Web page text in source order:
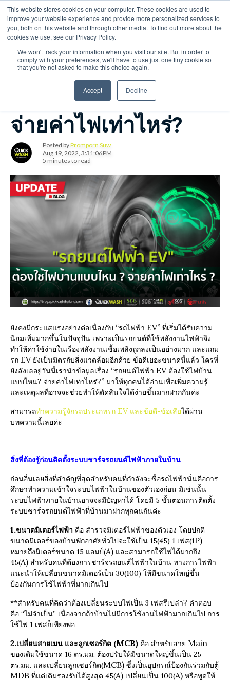
This website stores cookies on your computer. These cookies are used to
improve your website experience and provide more personalized services to
you, both on this website and through other media. To find out more about the
cookies we use, see our Privacy Policy.
We won't track your information when you visit our site. But in order to
comply with your preferences, we'll have to use just one tiny cookie so
that you're not asked to make this choice again.
Accept Decline
E-mail : Quickwashthailand@gmail.com Tel : 092-281-2771
รถยนต์ไฟฟ้า EV ต้อง
ใช้ไฟบ้านแบบไหน?
จ่ายค่าไฟเท่าไหร่?
Posted byPromporn Suw
Aug 19, 2022, 3:31:06 PM
5 minutes to read
ยังคงมีกระแสแรงอย่างต่อเนื่องกับ “รถไฟฟ้า EV” ที่เริ่มได้รับความ
นิยมเพิ่มมากขึ้นในปัจจุปัน เพราะเป็นรถยนต์ที่ใช้พลังงานไฟฟ้าจึง
ทำให้ค่าใช้ง่ายในเรื่องพลังงานเชื้อเพลิงถูกลงเป็นอย่างมาก และแถม
รถ EV ยังเป็นมิตรกับสิ่งแวดล้อมอีกด้วย ข้อดีเยอะขนาดนี้แล้ว ใครที่
ยังลังเลอยู่วันนี้เรานำข้อมูลเรื่อง “รถยนต์ไฟฟ้า EV ต้องใช้ไฟบ้าน
แบบไหน? จ่ายค่าไฟเท่าไหร่?” มาให้ทุกคนได้อ่านเพื่อเพิ่มความรู้
และเหตุผลที่อาจจะช่วยทำให้ตัดสินใจได้ง่ายขึ้นมากฝากกันค่ะ
สามารถทำความรู้จักรถประเภทรถ EV และข้อดี-ข้อเสียได้ผ่าน
บทความนี้เลยค่ะ
สิ่งที่ต้องรู้ก่อนติดตั้งระบบชาร์จรถยนต์ไฟฟ้าภายในบ้าน
ก่อนอื่นเลยสิ่งที่สำคัญที่สุดสำหรับคนที่กำลังจะซื้อรถไฟฟ้านั่นคือการ
ศึกษาทำความเข้าใจระบบไฟฟ้าในบ้านของตัวเองก่อน มิเช่นนั้น
ระบบไฟฟ้าภายในบ้านอาจจะมีปัญหาได้ โดยมี 5 ขั้นตอนการติดตั้ง
ระบบชาร์จรถยนต์ไฟฟ้าที่บ้านมาฝากทุกคนกันค่ะ
1.ขนาดมิเตอร์ไฟฟ้า คือ สำรวจมิเตอร์ไฟฟ้าของตัวเอง โดยปกติ
ขนาดมิเตอร์ของบ้านพักอาศัยทั่วไปจะใช้เป็น 15(45) 1 เฟส(1P)
หมายถึงมิเตอร์ขนาด 15 แอมป์(A) และสามารถใช้ไฟได้มากถึง
45(A) สำหรับคนที่ต้องการชาร์จรถยนต์ไฟฟ้าในบ้าน ทางการไฟฟ้า
แนะนำให้เปลี่ยนขนาดมิเตอร์เป็น 30(100) ให้มีขนาดใหญ่ขึ้น
ป้องกันการใช้ไฟฟ้าที่มากเกินไป
**สำหรับคนที่คิดว่าต้องเปลี่ยนระบบไฟเป็น 3 เฟสรึเปล่า? คำตอบ
คือ “ไม่จำเป็น” เนื่องจากถ้าบ้านไม่มีการใช้งานไฟฟ้ามากเกินไป การ
ใช้ไฟ 1 เฟสก็เพียงพอ
2.เปลี่ยนสายเมน และลูกเซอร์กิต (MCB) คือ สำหรับสาย Main
ของเดิมใช้ขนาด 16 ตร.มม. ต้องปรับให้มีขนาดใหญ่ขึ้นเป็น 25
ตร.มม. และเปลี่ยนลูกเซอร์กิต(MCB) ซึ่งเป็นอุปกรณ์ป้องกันร่วมกับตู้
MDB ที่แต่เดิมรองรับได้สูงสุด 45(A) เปลี่ยนเป็น 100(A) หรือพูดให้